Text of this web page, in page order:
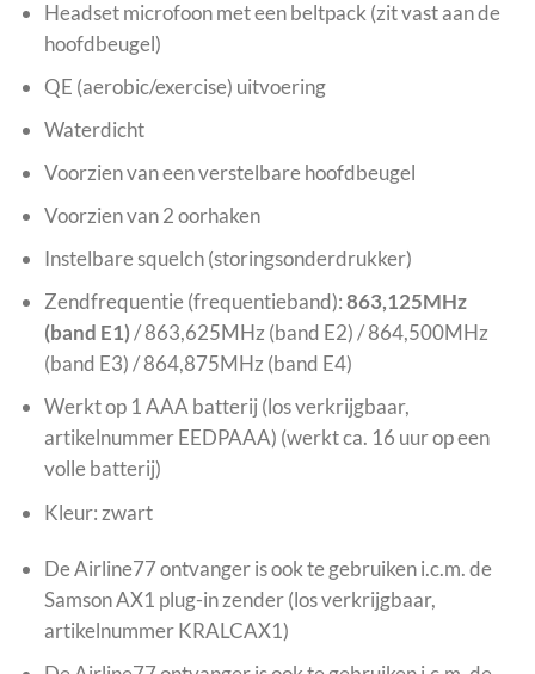
Headset microfoon met een beltpack (zit vast aan de
hoofdbeugel)
QE (aerobic/exercise) uitvoering
Waterdicht
Voorzien van een verstelbare hoofdbeugel
Voorzien van 2 oorhaken
Instelbare squelch (storingsonderdrukker)
Zendfrequentie (frequentieband):863,125MHz
(band E1)/ 863,625MHz (band E2) / 864,500MHz
(band E3) / 864,875MHz (band E4)
Werkt op 1 AAA batterij (los verkrijgbaar,
artikelnummer EEDPAAA) (werkt ca. 16 uur op een
volle batterij)
Kleur: zwart
De Airline77 ontvanger is ook te gebruiken i.c.m. de
Samson AX1 plug-in zender (los verkrijgbaar,
artikelnummer KRALCAX1)